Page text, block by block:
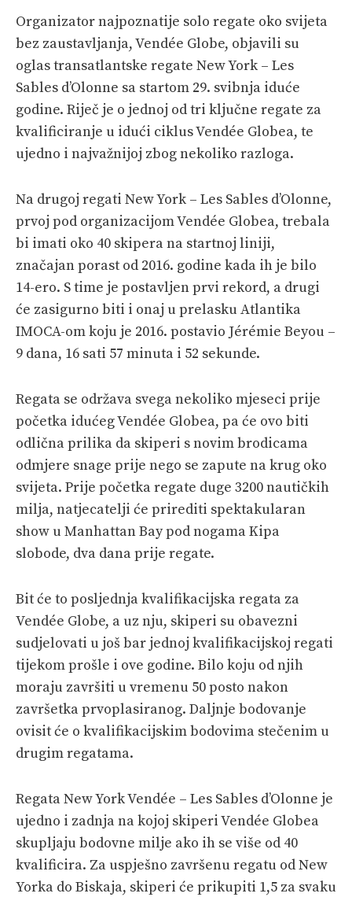
Organizator najpoznatije solo regate oko svijeta
bez zaustavljanja, Vendée Globe, objavili su
oglas transatlantske regate New York – Les
Sables d’Olonne sa startom 29. svibnja iduće
godine. Riječ je o jednoj od tri ključne regate za
kvalificiranje u idući ciklus Vendée Globea, te
ujedno i najvažnijoj zbog nekoliko razloga.
Na drugoj regati New York – Les Sables d’Olonne,
prvoj pod organizacijom Vendée Globea, trebala
bi imati oko 40 skipera na startnoj liniji,
značajan porast od 2016. godine kada ih je bilo
14-ero. S time je postavljen prvi rekord, a drugi
će zasigurno biti i onaj u prelasku Atlantika
IMOCA-om koju je 2016. postavio Jérémie Beyou –
9 dana, 16 sati 57 minuta i 52 sekunde.
Regata se održava svega nekoliko mjeseci prije
početka idućeg Vendée Globea, pa će ovo biti
odlična prilika da skiperi s novim brodicama
odmjere snage prije nego se zapute na krug oko
svijeta. Prije početka regate duge 3200 nautičkih
milja, natjecatelji će prirediti spektakularan
show u Manhattan Bay pod nogama Kipa
slobode, dva dana prije regate.
Bit će to posljednja kvalifikacijska regata za
Vendée Globe, a uz nju, skiperi su obavezni
sudjelovati u još bar jednoj kvalifikacijskoj regati
tijekom prošle i ove godine. Bilo koju od njih
moraju završiti u vremenu 50 posto nakon
završetka prvoplasiranog. Daljnje bodovanje
ovisit će o kvalifikacijskim bodovima stečenim u
drugim regatama.
Regata New York Vendée – Les Sables d’Olonne je
ujedno i zadnja na kojoj skiperi Vendée Globea
skupljaju bodovne milje ako ih se više od 40
kvalificira. Za uspješno završenu regatu od New
Yorka do Biskaja, skiperi će prikupiti 1,5 za svaku